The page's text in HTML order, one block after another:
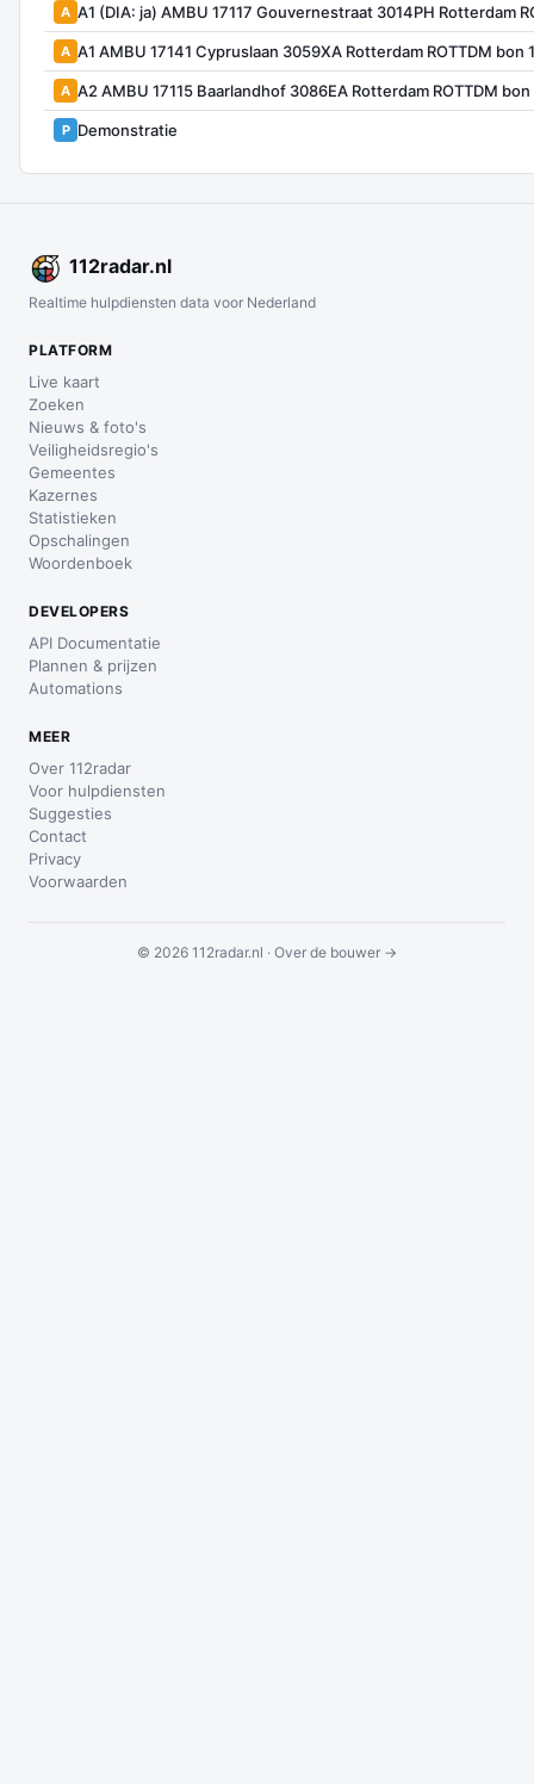
A A1 (DIA: ja) AMBU 17117 Gouvernestraat 3014PH Rotterdam
A A1 AMBU 17141 Cypruslaan 3059XA Rotterdam ROTTDM bon
A A2 AMBU 17115 Baarlandhof 3086EA Rotterdam ROTTDM bon
P Demonstratie
112radar.nl
Realtime hulpdiensten data voor Nederland
PLATFORM
Live kaart
Zoeken
Nieuws & foto's
Veiligheidsregio's
Gemeentes
Kazernes
Statistieken
Opschalingen
Woordenboek
DEVELOPERS
API Documentatie
Plannen & prijzen
Automations
MEER
Over 112radar
Voor hulpdiensten
Suggesties
Contact
Privacy
Voorwaarden
© 2026 112radar.nl · Over de bouwer →